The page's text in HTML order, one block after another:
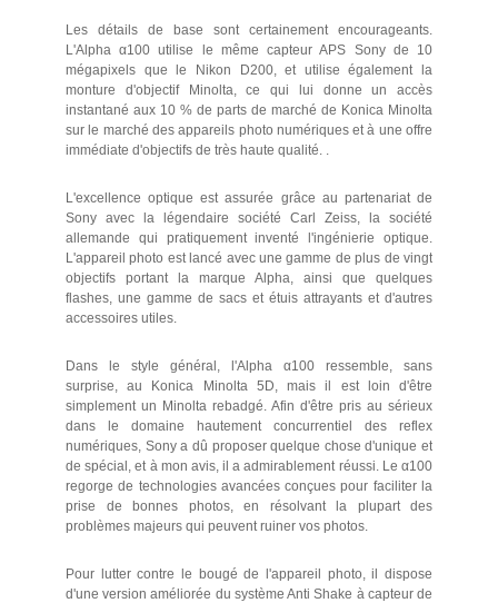
Les détails de base sont certainement encourageants.
L'Alpha α100 utilise le même capteur APS Sony de 10
mégapixels que le Nikon D200, et utilise également la
monture d'objectif Minolta, ce qui lui donne un accès
instantané aux 10 % de parts de marché de Konica Minolta
sur le marché des appareils photo numériques et à une offre
immédiate d'objectifs de très haute qualité. .
L'excellence optique est assurée grâce au partenariat de
Sony avec la légendaire société Carl Zeiss, la société
allemande qui pratiquement inventé l'ingénierie optique.
L'appareil photo est lancé avec une gamme de plus de vingt
objectifs portant la marque Alpha, ainsi que quelques
flashes, une gamme de sacs et étuis attrayants et d'autres
accessoires utiles.
Dans le style général, l'Alpha α100 ressemble, sans
surprise, au Konica Minolta 5D, mais il est loin d'être
simplement un Minolta rebadgé. Afin d'être pris au sérieux
dans le domaine hautement concurrentiel des reflex
numériques, Sony a dû proposer quelque chose d'unique et
de spécial, et à mon avis, il a admirablement réussi. Le α100
regorge de technologies avancées conçues pour faciliter la
prise de bonnes photos, en résolvant la plupart des
problèmes majeurs qui peuvent ruiner vos photos.
Pour lutter contre le bougé de l'appareil photo, il dispose
d'une version améliorée du système Anti Shake à capteur de